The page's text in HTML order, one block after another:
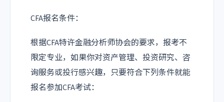
CFA报名条件：
根据CFA特许金融分析师协会的要求，报考不
限定专业，如果你对资产管理、投资研究、咨
询服务或投行感兴趣，只要符合下列条件就能
报名参加CFA考试：